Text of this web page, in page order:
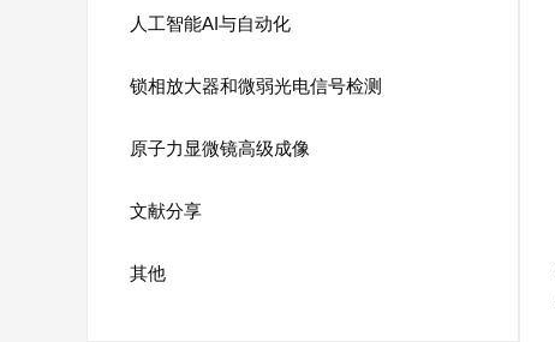
人工智能AI与自动化
锁相放大器和微弱光电信号检测
原子力显微镜高级成像
文献分享
其他